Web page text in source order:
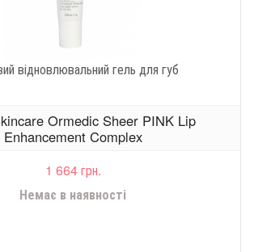
відновлювальний гель для губ
Ormedic Sheer PINK Lip
Enhancement Complex
1 664 грн.
Немає в наявності